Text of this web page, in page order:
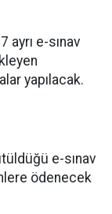
e-sınav
yapılacak.
e-sınav
ödenecek